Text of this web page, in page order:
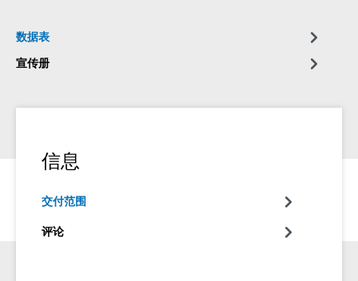
数据表
宣传册
信息
交付范围
评论